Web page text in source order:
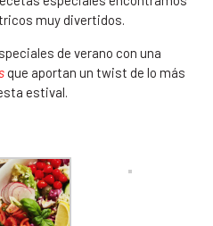
muy divertidos.
de verano con una
que aportan un twist de lo más
estival.